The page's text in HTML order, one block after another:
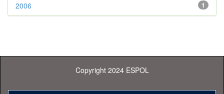
1
2006
Copyright 2024 ESPOL